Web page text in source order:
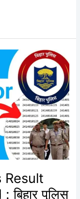
Result
पुलिस